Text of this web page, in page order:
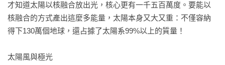
才知道太陽以核融合放出光，核心更有一千五百萬度。要能以
核融合的方式產出這麼多能量，太陽本身又大又重：不僅容納
得下130萬個地球，還占據了太陽系99%以上的質量！
太陽風與極光